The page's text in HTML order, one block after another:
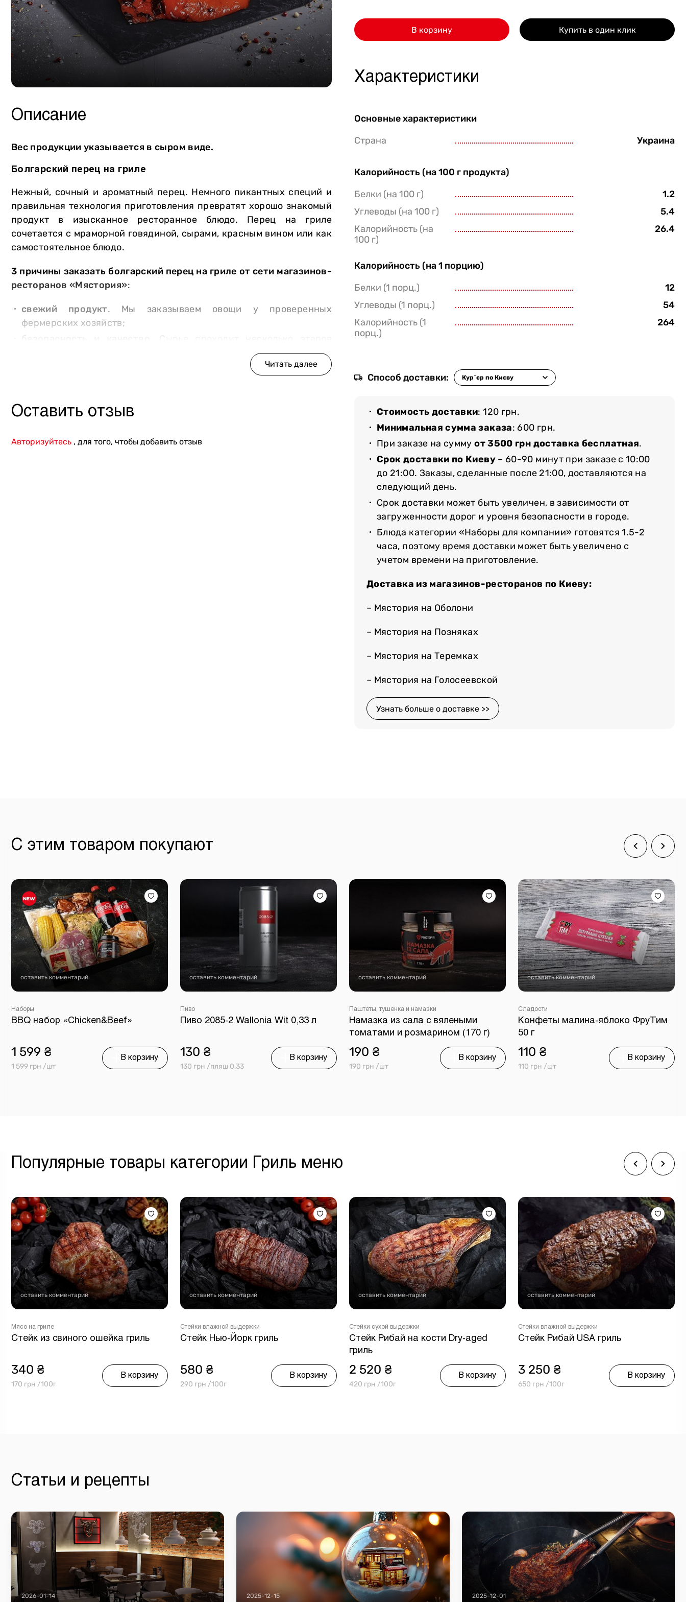
Сало
Птица
Курдючная баранина
Крольчатина
Мясторики для детей
Вареники
Молочная продукция
Яйца
Стейки Клаб
Стейки Оссобуко
Стейки Шатобриан
Стейки из птицы
Стейки свиные
Собственное производство
Мясная продукция
Консервация
Сыры
Хлеб и выпечка
Соусы
Специи
Другое
В корзину Купить в один клик
Характеристики
Основные характеристики
Страна
Украина
Калорийность (на 100 г продукта)
Белки (на 100 г)
1.2
Углеводы (на 100 г)
5.4
Калорийность (на
100 г)
26.4
Калорийность (на 1 порцию)
Белки (1 порц.)
12
Углеводы (1 порц.)
54
Калорийность (1
порц.)
264
Способ доставки:
Стоимость доставки: 120 грн.
Минимальная сумма заказа: 600 грн.
При заказе на суммуот 3500 грн доставка бесплатная.
Срок доставки по Киеву– 60-90 минут при заказе с 10:00
до 21:00. Заказы, сделанные после 21:00, доставляются на
следующий день.
Срок доставки может быть увеличен, в зависимости от
загруженности дорог и уровня безопасности в городе.
Блюда категории «Наборы для компании» готовятся 1.5-2
часа, поэтому время доставки может быть увеличено с
учетом времени на приготовление.
Доставка из магазинов-ресторанов по Киеву:
– Мястория на Оболони
– Мястория на Позняках
– Мястория на Теремках
– Мястория на Голосеевской
Узнать больше о доставке >>
Описание
Вес продукции указывается в сыром виде.
Болгарский перец на гриле
Нежный, сочный и ароматный перец. Немного пикантных специй и
правильная технология приготовления превратят хорошо знакомый
продукт в изысканное ресторанное блюдо. Перец на гриле
сочетается с мраморной говядиной, сырами, красным вином или как
самостоятельное блюдо.
3 причины заказать болгарский перец на гриле от сети магазинов-
ресторанов «Мястория»:
свежий продукт. Мы заказываем овощи у проверенных
фермерских хозяйств;
проверки на соответствие высоким стандартам качества;
доставили блюдо по вашему адресу в Киеве. Повара «Мястории»
бережно упакуют блюдо, чтобы оно гарантированно попало на ваш
Оставить отзыв
Авторизуйтесь , для того, чтобы добавить отзыв
С этим товаром покупают
оставить комментарий
Наборы
BBQ набор «Chicken&Beef»
1 599 ₴
1 599 грн /шт
В корзину
оставить комментарий
Пиво
Пиво 2085-2 Wallonia Wit 0,33 л
130 ₴
130 грн /пляш 0,33
В корзину
оставить комментарий
Паштеты, тушенка и намазки
Намазка из сала с вялеными
томатами и розмарином (170 г)
190 ₴
190 грн /шт
В корзину
оставить комментарий
Сладости
Конфеты малина-яблоко ФруТим
50 г
110 ₴
110 грн /шт
В корзину
Популярные товары категории Гриль меню
оставить комментарий
Мясо на гриле
Стейк из свиного ошейка гриль
340 ₴
170 грн /100г
В корзину
оставить комментарий
Стейки влажной выдержки
Стейк Нью-Йорк гриль
580 ₴
290 грн /100г
В корзину
оставить комментарий
Стейки сухой выдержки
Стейк Рибай на кости Dry-aged
гриль
2 520 ₴
420 грн /100г
В корзину
оставить комментарий
Стейки влажной выдержки
Стейк Рибай USA гриль
3 250 ₴
650 грн /100г
В корзину
Статьи и рецепты
2026-01-14 2025-12-15 2025-12-01